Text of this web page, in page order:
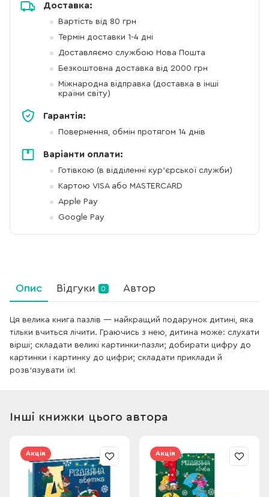
Доставка:
Вартість від 80 грн
Термін доставки 1-4 дні
Доставляємо службою Нова Пошта
Безкоштовна доставка від 2000 грн
Міжнародна відправка (доставка в інші
країни світу)
Гарантія:
Повернення, обмін протягом 14 днів
Варіанти оплати:
Готівкою (в відділенні кур'єрської служби)
Картою VISA або MASTERCARD
Apple Pay
Google Pay
Опис Відгуки 0 Автор
Ця велика книга пазлів — найкращий подарунок дитині, яка
тільки вчиться лічити. Граючись з нею, дитина може: слухати
вірші; складати великі картинки-пазли; добирати цифру до
картинки і картинку до цифри; складати приклади й
розв'язувати їх!
Інші книжки цього автора
Акція Акція